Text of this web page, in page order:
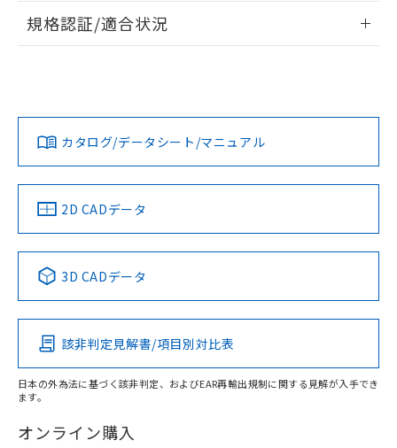
ログイン/会員登録
ダウンロードデータをご利用いただく前に、以下を必ずお読
みください。
ソフトウェアの使用条件
EU RoHS 注意事項・凡例
対応済み
中国 RoHS 注意事項・凡例
Pb Hg Cd Cr(VI)
O
在庫等で未対応品が混在する可能性があります。
規格認証/適合状況
カタログ/データシート/マニュアル
2D CADデータ
3D CADデータ
該非判定見解書/項目別対比表
日本の外為法に基づく該非判定、およびEAR再輸出規制に関する見解が入手でき
ます。
オンライン購入